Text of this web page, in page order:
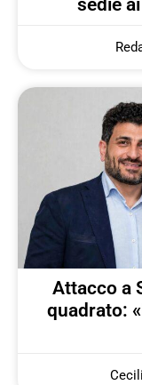
sedie
Attacco a
quadrato: